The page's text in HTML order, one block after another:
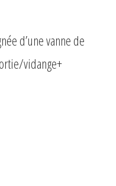
d’une vanne de
vidange+